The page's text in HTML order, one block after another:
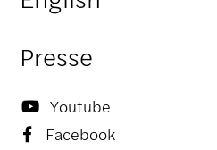
Presse
 Youtube
 Facebook